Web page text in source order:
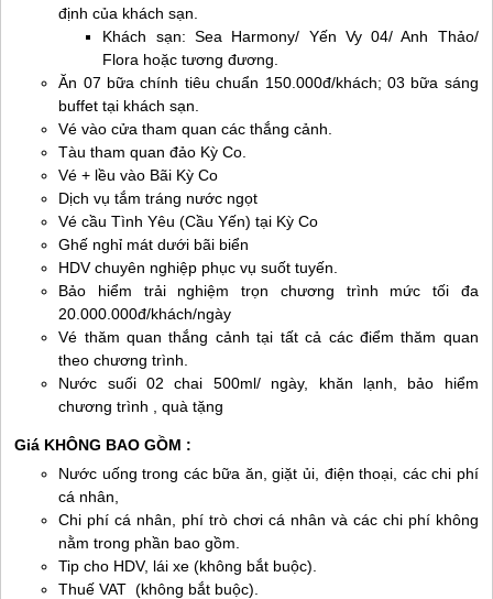
định của khách sạn.
Khách sạn: Sea Harmony/ Yến Vy 04/ Anh Thảo/
Flora hoặc tương đương.
Ăn 07 bữa chính tiêu chuẩn 150.000đ/khách; 03 bữa sáng
buffet tại khách sạn.
Vé vào cửa tham quan các thắng cảnh.
Tàu tham quan đảo Kỳ Co.
Vé + lều vào Bãi Kỳ Co
Dịch vụ tắm tráng nước ngọt
Vé cầu Tình Yêu (Cầu Yến) tại Kỳ Co
Ghế nghỉ mát dưới bãi biển
HDV chuyên nghiệp phục vụ suốt tuyến.
Bảo hiểm trải nghiệm trọn chương trình mức tối đa
20.000.000đ/khách/ngày
Vé thăm quan thắng cảnh tại tất cả các điểm thăm quan
theo chương trình.
Nước suối 02 chai 500ml/ ngày, khăn lạnh, bảo hiểm
chương trình , quà tặng
Giá KHÔNG B​AO GỒM :
Nước uống trong các bữa ăn, giặt ủi, điện thoại, các chi phí
cá nhân,
Chi phí cá nhân, phí trò chơi cá nhân và các chi phí không
nằm trong phần bao gồm.
Tip cho HDV, lái xe (không bắt buộc).
Thuế VAT (không bắt buộc).